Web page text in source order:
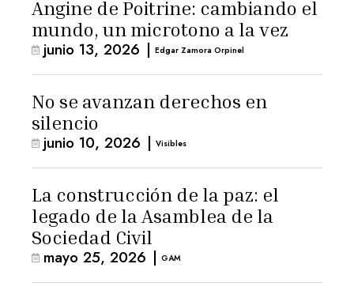
Angine de Poitrine: cambiando el
mundo, un microtono a la vez
junio 13, 2026 | Edgar Zamora Orpinel
No se avanzan derechos en
silencio
junio 10, 2026 | Visibles
La construcción de la paz: el
legado de la Asamblea de la
Sociedad Civil
mayo 25, 2026 | GAM